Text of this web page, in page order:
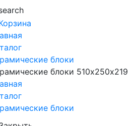
блоки
блоки 510х250х219
блоки